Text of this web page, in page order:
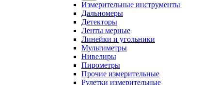
Измерительные инструменты
Дальномеры
Детекторы
Ленты мерные
Линейки и угольники
Мультиметры
Нивелиры
Пирометры
Прочие измерительные
Рулетки измерительные